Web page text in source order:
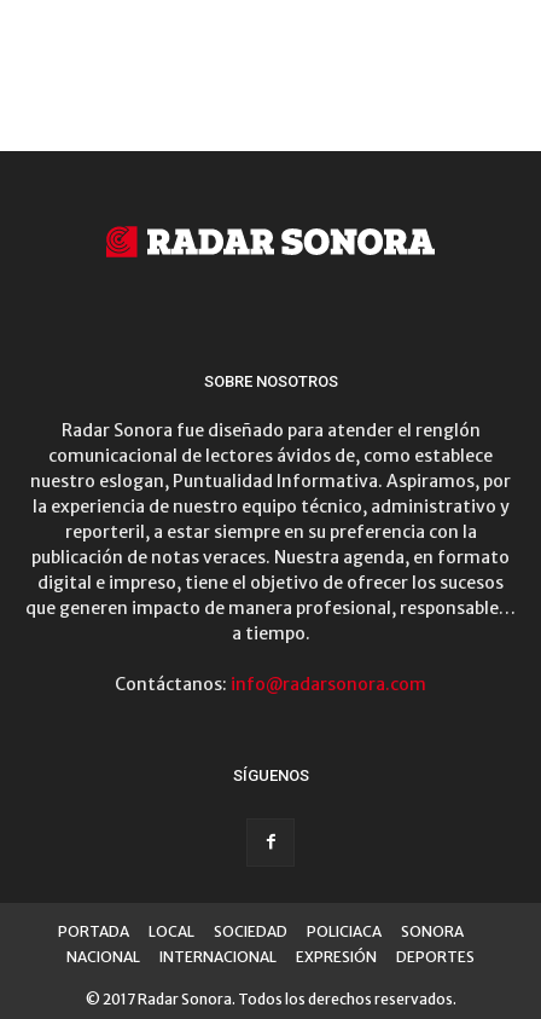
SOBRE NOSOTROS
Radar Sonora fue diseñado para atender el renglón
comunicacional de lectores ávidos de, como establece
nuestro eslogan, Puntualidad Informativa. Aspiramos, por
la experiencia de nuestro equipo técnico, administrativo y
reporteril, a estar siempre en su preferencia con la
publicación de notas veraces. Nuestra agenda, en formato
digital e impreso, tiene el objetivo de ofrecer los sucesos
que generen impacto de manera profesional, responsable…
a tiempo.
Contáctanos: info@radarsonora.com
SÍGUENOS
PORTADA LOCAL SOCIEDAD POLICIACA
SONORA
NACIONAL
INTERNACIONAL EXPRESIÓN DEPORTES
© 2017 Radar Sonora. Todos los derechos reservados.